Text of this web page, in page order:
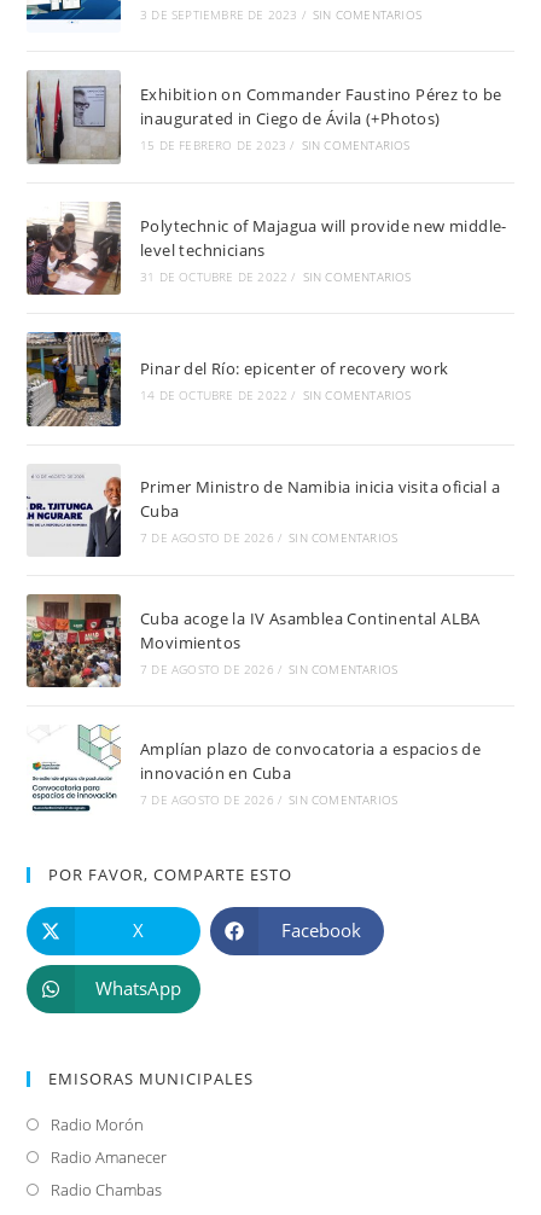
3 DE SEPTIEMBRE DE 2023 / SIN COMENTARIOS
Exhibition on Commander Faustino Pérez to be
inaugurated in Ciego de Ávila (+Photos)
15 DE FEBRERO DE 2023 / SIN COMENTARIOS
Polytechnic of Majagua will provide new middle-
level technicians
31 DE OCTUBRE DE 2022 / SIN COMENTARIOS
Pinar del Río: epicenter of recovery work
14 DE OCTUBRE DE 2022 / SIN COMENTARIOS
Primer Ministro de Namibia inicia visita oficial a
Cuba
7 DE AGOSTO DE 2026 / SIN COMENTARIOS
Cuba acoge la IV Asamblea Continental ALBA
Movimientos
7 DE AGOSTO DE 2026 / SIN COMENTARIOS
Amplían plazo de convocatoria a espacios de
innovación en Cuba
7 DE AGOSTO DE 2026 / SIN COMENTARIOS
POR FAVOR, COMPARTE ESTO
X Facebook
WhatsApp
EMISORAS MUNICIPALES
Radio Morón
abre
en
Radio AmanecerSe
Radio ChambasSe